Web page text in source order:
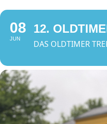
Inhalt
springen
08
JUN
12.
DAS OLDTIMER